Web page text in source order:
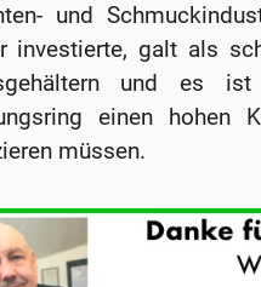
und
investierte, galt als
und es
einen hohen
müssen.